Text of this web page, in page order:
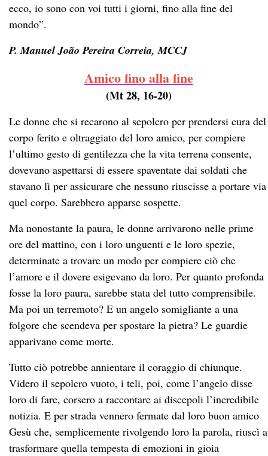
ecco, io sono con voi tutti i giorni, fino alla fine del
mondo”.
P. Manuel João Pereira Correia, MCCJ
Amico fino alla fine
(Mt 28, 16-20)
Le donne che si recarono al sepolcro per prendersi cura del
corpo ferito e oltraggiato del loro amico, per compiere
l’ultimo gesto di gentilezza che la vita terrena consente,
dovevano aspettarsi di essere spaventate dai soldati che
stavano lì per assicurare che nessuno riuscisse a portare via
quel corpo. Sarebbero apparse sospette.
Ma nonostante la paura, le donne arrivarono nelle prime
ore del mattino, con i loro unguenti e le loro spezie,
determinate a trovare un modo per compiere ciò che
l’amore e il dovere esigevano da loro. Per quanto profonda
fosse la loro paura, sarebbe stata del tutto comprensibile.
Ma poi un terremoto? E un angelo somigliante a una
folgore che scendeva per spostare la pietra? Le guardie
apparivano come morte.
Tutto ciò potrebbe annientare il coraggio di chiunque.
Videro il sepolcro vuoto, i teli, poi, come l’angelo disse
loro di fare, corsero a raccontare ai discepoli l’incredibile
notizia. E per strada vennero fermate dal loro buon amico
Gesù che, semplicemente rivolgendo loro la parola, riuscì a
trasformare quella tempesta di emozioni in gioia